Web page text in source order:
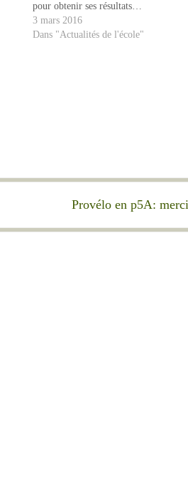
pour obtenir ses résultats…
3 mars 2016
Dans "Actualités de l'école"
Provélo en p5A: